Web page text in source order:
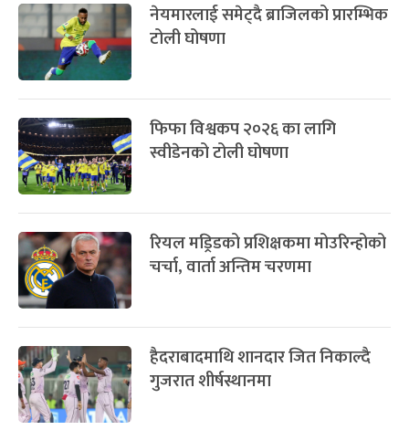
नेयमारलाई समेट्दै ब्राजिलको प्रारम्भिक
टोली घोषणा
फिफा विश्वकप २०२६ का लागि
स्वीडेनको टोली घोषणा
रियल मड्रिडको प्रशिक्षकमा मोउरिन्होको
चर्चा, वार्ता अन्तिम चरणमा
हैदराबादमाथि शानदार जित निकाल्दै
गुजरात शीर्षस्थानमा